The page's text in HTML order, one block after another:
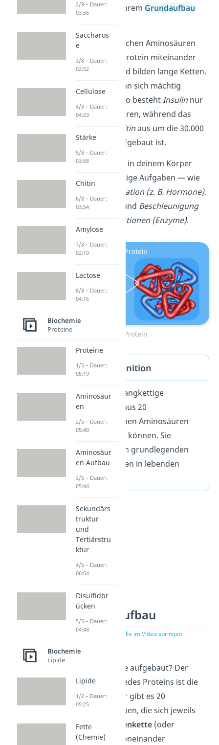
die sich aber in ihrem Grundaufbau
Die unterschiedlichen Aminosäuren
liegen in einem Protein miteinander
verknüpft vor und bilden lange Ketten.
Deren Größe kann sich mächtig
unterscheiden: So bestehtInsulinnur
aus 51 Aminosäuren, während das
Titinaus um die 30.000
Aminosäuren aufgebaut ist.
Proteine erfüllen in deinem Körper
viele lebenswichtige Aufgaben — wie
Regulation (z. B. Hormone),
Gerüstfunktion
und Beschleunigung
chemischer Reaktionen (Enzyme).
Protein
Proteine Definition
Proteine sind langkettige
Polymere, die aus 20
unterschiedlichen Aminosäuren
aufgebaut sein können. Sie
gehören zu den grundlegenden
Makromolekülen in lebenden
Organismen.
Proteine Aufbau
zur Stelle im Video springen
(01:19)
Wie sind Proteine aufgebaut? Der
Grundbaustein jedes Proteins ist die
Aminosäure. Hier gibt es 20
verschiedene Typen, die sich jeweils
nur in einer
Seitenkette(oder
Restgruppe R) voneinander
2/8 – Dauer:
03:56
Saccharos
e
3/8 – Dauer:
02:52
Cellulose
4/8 – Dauer:
04:23
Stärke
5/8 – Dauer:
03:58
Chitin
6/8 – Dauer:
03:54
Amylose
7/8 – Dauer:
02:10
Lactose
8/8 – Dauer:
04:16
Biochemie
Proteine
Proteine
1/5 – Dauer:
05:19
Aminosäur
en
2/5 – Dauer:
05:40
Aminosäur
en Aufbau
3/5 – Dauer:
05:44
Sekundärs
truktur
und
Tertiärstru
ktur
4/5 – Dauer:
06:04
Disulfidbr
ücken
5/5 – Dauer:
04:48
Biochemie
Lipide
Lipide
1/2 – Dauer:
05:25
Fette
(Chemie)